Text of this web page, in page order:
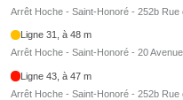
Arrêt Hoche - Saint-Honoré - 252b
Ligne 31, à 48 m
Arrêt Hoche - Saint-Honoré - 20
Ligne 43, à 47 m
Arrêt Hoche - Saint-Honoré - 252b